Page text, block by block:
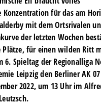
Konzentration für das am
mit dem Ortsrivalen
der letzten Wochen
Plätze, für einen wilden Ritt
6. Spieltag der Regionalliga
Leipzig den Berliner AK
2022, um 13 Uhr im